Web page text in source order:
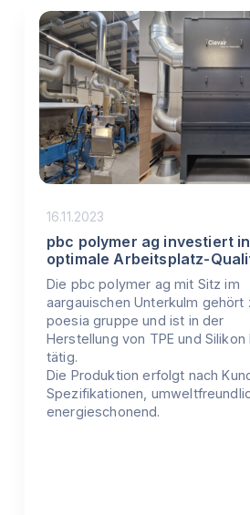
16.11.2023
pbc polymer ag investiert in
optimale Arbeitsplatz-
Die pbc polymer ag mit Sitz im
aargauischen Unterkulm gehört
poesia gruppe und ist in der
Herstellung von TPE und Silikon
tätig.
Die Produktion erfolgt nach
Spezifikationen,
energieschonend.